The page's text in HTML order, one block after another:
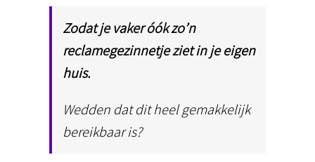
Zodat je vaker óók zo’n
reclamegezinnetje ziet in je eigen
huis.
Wedden dat dit heel gemakkelijk
bereikbaar is?